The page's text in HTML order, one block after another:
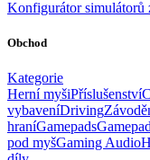
Konfigurátor simulátorů
Obchod
Kategorie
Herní myšiPříslušenství
vybaveníDriving
hraníGamepads
pod myšGaming Audio